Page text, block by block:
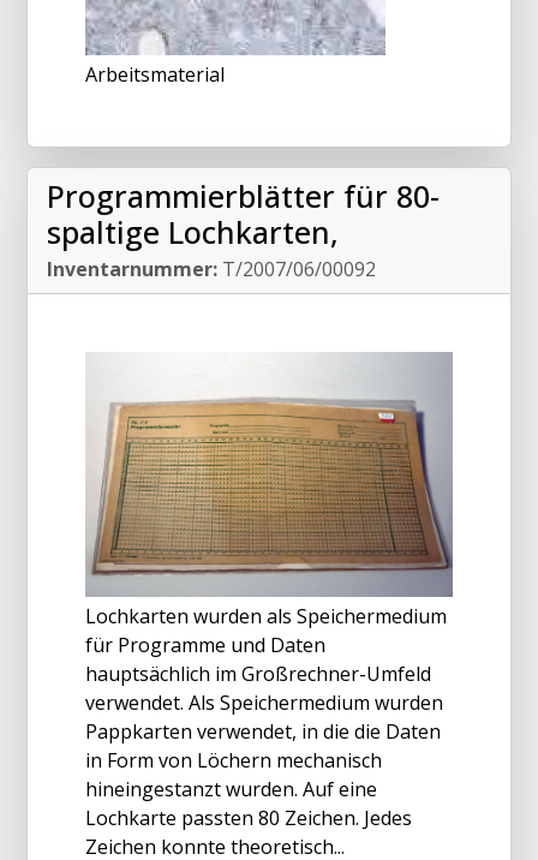
Arbeitsmaterial
Programmierblätter für 80-
spaltige Lochkarten,
Inventarnummer: T/2007/06/00092
Lochkarten wurden als Speichermedium
für Programme und Daten
hauptsächlich im Großrechner-Umfeld
verwendet. Als Speichermedium wurden
Pappkarten verwendet, in die die Daten
in Form von Löchern mechanisch
hineingestanzt wurden. Auf eine
Lochkarte passten 80 Zeichen. Jedes
Zeichen konnte theoretisch...